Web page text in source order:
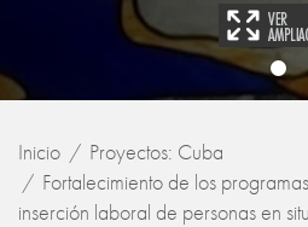
Inicio
Proyectos: Cuba
Fortalecimiento de los
inserción laboral de personas en